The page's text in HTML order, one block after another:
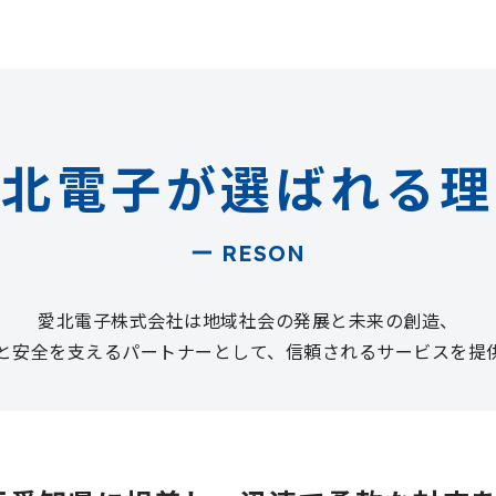
電子が選ばれる
ー RESON
愛北電子株式会社は地域社会の発展と未来の創造、
安全を支えるパートナーとして、信頼されるサービスを提